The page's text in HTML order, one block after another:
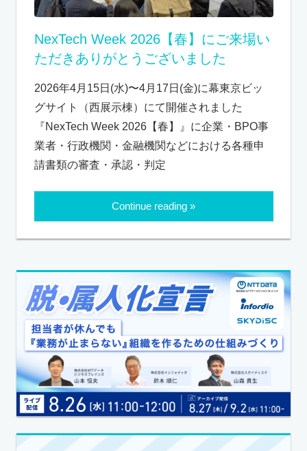
NexTech Week 2026【春】にご来場い
ただきありがとうございました
2026年4月15日(水)〜4月17日(金)に幕東京ビッ
グサイト（西展示棟）にて開催されました
『NexTech Week 2026【春】』に企業・BPO事
業者・行政機関・金融機関などにおける各種申
請書類の審査・承認・判定
Continue reading